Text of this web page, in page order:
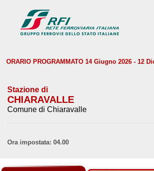
ORARIO PROGRAMMATO 14 Giugno 2026 - 12
Stazione di
CHIARAVALLE
Comune di Chiaravalle
Ora impostata: 04.00